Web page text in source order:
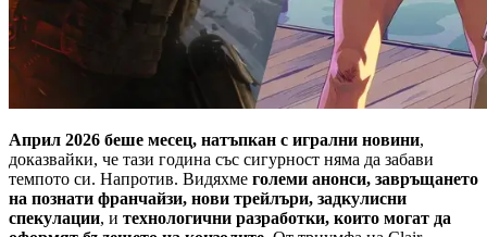
Април 2026 беше месец, натъпкан с игрални новини,
доказвайки, че тази година със сигурност няма да забави
темпото си. Напротив. Видяхме големи анонси, завръщането
на познати франчайзи, нови трейлъри, задкулисни
спекулации, и технологични разработки, които могат да